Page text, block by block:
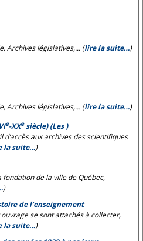
Archives législatives,... (lire la suite…)
Archives législatives,... (lire la suite…)
e-XXesiècle) (Les )
d’accès aux archives des scientifiques
la suite…)
de la ville de Québec,
)
de l’enseignement
se sont attachés à collecter,
la suite…)